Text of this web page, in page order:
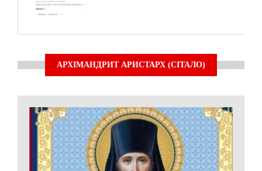
АРХІМАНДРИТ АРИСТАРХ (СІТАЛО)